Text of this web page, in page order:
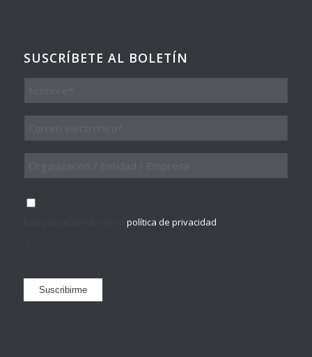
SUSCRÍBETE AL BOLETÍN
Nombre
Entidad
Empresa
Consentimiento
política de privacidad
Suscribirme